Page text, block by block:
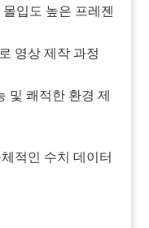
입도 높은 프레젠
영상 제작 과정
및 쾌적한 환경 제
적인 수치 데이터